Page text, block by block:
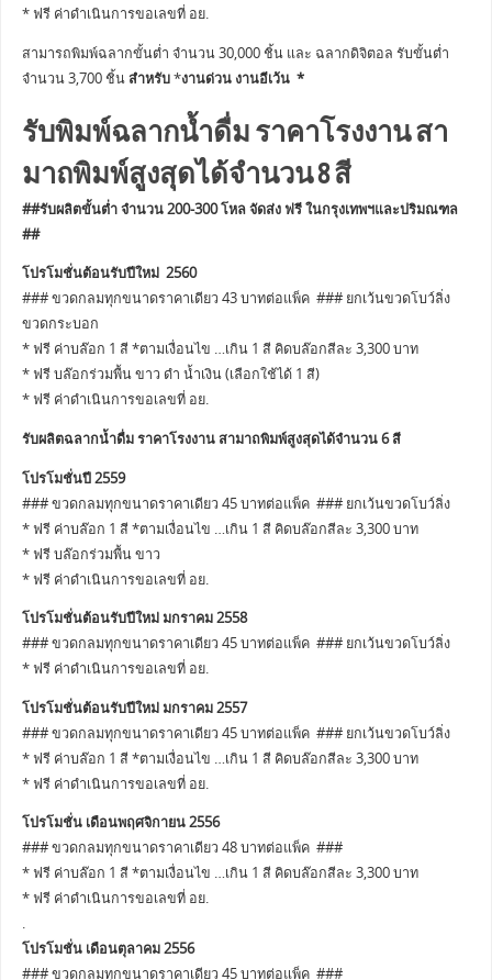
* ฟรี ค่าดำเนินการขอเลขที่ อย.
สามารถพิมพ์ฉลากขั้นต่ำ จำนวน 30,000 ชิ้น และ ฉลากดิจิตอล รับขั้นต่ำ
จำนวน 3,700 ชิ้นสำหรับ*งานด่วน งานอีเว้น *
รับพิมพ์ฉลากน้ำดื่ม ราคาโรงงาน สา
มาถพิมพ์สูงสุดได้จำนวน 8 สี
##รับผลิตขั้นต่ำ จำนวน 200-300 โหล จัดส่ง ฟรี ในกรุงเทพฯและปริมณฑล
##
โปรโมชั่นต้อนรับปีใหม่ 2560
### ขวดกลมทุกขนาดราคาเดียว 43 บาทต่อแพ็ค ### ยกเว้นขวดโบว์ลิ่ง
ขวดกระบอก
* ฟรี ค่าบล๊อก 1 สี *ตามเงื่อนไข …เกิน 1 สี คิดบล๊อกสีละ 3,300 บาท
* ฟรี บล๊อกร่วมพื้น ขาว ดำ น้ำเงิน (เลือกใช้ได้ 1 สี)
* ฟรี ค่าดำเนินการขอเลขที่ อย.
รับผลิตฉลากน้ำดื่ม ราคาโรงงาน สามาถพิมพ์สูงสุดได้จำนวน 6 สี
โปรโมชั่นปี 2559
### ขวดกลมทุกขนาดราคาเดียว 45 บาทต่อแพ็ค ### ยกเว้นขวดโบว์ลิ่ง
* ฟรี ค่าบล๊อก 1 สี *ตามเงื่อนไข …เกิน 1 สี คิดบล๊อกสีละ 3,300 บาท
* ฟรี บล๊อกร่วมพื้น ขาว
* ฟรี ค่าดำเนินการขอเลขที่ อย.
โปรโมชั่นต้อนรับปีใหม่ มกราคม 2558
### ขวดกลมทุกขนาดราคาเดียว 45 บาทต่อแพ็ค ### ยกเว้นขวดโบว์ลิ่ง
* ฟรี ค่าดำเนินการขอเลขที่ อย.
โปรโมชั่นต้อนรับปีใหม่ มกราคม 2557
### ขวดกลมทุกขนาดราคาเดียว 45 บาทต่อแพ็ค ### ยกเว้นขวดโบว์ลิ่ง
* ฟรี ค่าบล๊อก 1 สี *ตามเงื่อนไข …เกิน 1 สี คิดบล๊อกสีละ 3,300 บาท
* ฟรี ค่าดำเนินการขอเลขที่ อย.
โปรโมชั่น เดือนพฤศจิกายน 2556
### ขวดกลมทุกขนาดราคาเดียว 48 บาทต่อแพ็ค ###
* ฟรี ค่าบล๊อก 1 สี *ตามเงื่อนไข …เกิน 1 สี คิดบล๊อกสีละ 3,300 บาท
* ฟรี ค่าดำเนินการขอเลขที่ อย.
.
โปรโมชั่น เดือนตุลาคม 2556
### ขวดกลมทุกขนาดราคาเดียว 45 บาทต่อแพ็ค ###